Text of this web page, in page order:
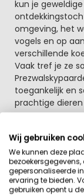
kun je
omgeving, het
vogels en op
verschillende
Vaak tref je ze
toegankelijk en
prachtige
Naast de
kinderen om in
spannende
gekenmerkt
uitermate
Wij gebruiken
We kunnen deze
bezoekersgegevens,
gepersonaliseerde
ervaring te bieden.
gebruiken opent u